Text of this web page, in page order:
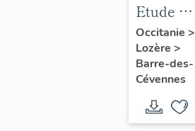
Etude de
la
commune
de Barre-
Cevennes
Occitanie >
Lozère >
Barre-des-
Cévennes